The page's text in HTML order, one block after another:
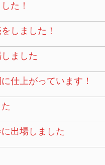
た！
しました！
ました
仕上がっています！
出場しました